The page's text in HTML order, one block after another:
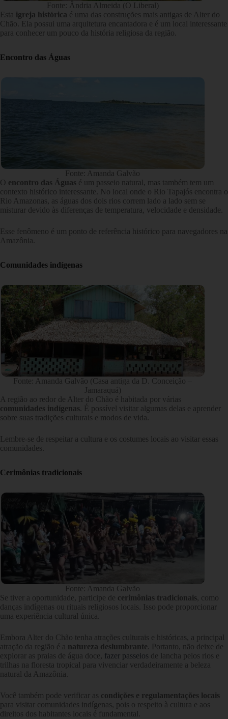
Fonte: Ândria Almeida (O Liberal)
Esta igreja histórica é uma das construções mais antigas de Alter do
Chão. Ela possui uma arquitetura encantadora e é um local interessante
para conhecer um pouco da história religiosa da região.
Encontro das Águas
Fonte: Amanda Galvão
O encontro das Águas é um passeio natural, mas também tem um
contexto histórico interessante. No local onde o Rio Tapajós encontra o
Rio Amazonas, as águas dos dois rios correm lado a lado sem se
misturar devido às diferenças de temperatura, velocidade e densidade.
Esse fenômeno é um ponto de referência histórico para navegadores na
Amazônia.
Comunidades indígenas
Fonte: Amanda Galvão (Casa antiga da D. Conceição –
Jamaraquá)
A região ao redor de Alter do Chão é habitada por várias
comunidades indígenas . É possível visitar algumas delas e aprender
sobre suas tradições culturais e modos de vida.
Lembre-se de respeitar a cultura e os costumes locais ao visitar essas
comunidades.
Cerimônias tradicionais
Fonte: Amanda Galvão
Se tiver a oportunidade, participe de cerimônias tradicionais , como
danças indígenas ou rituais religiosos locais. Isso pode proporcionar
uma experiência cultural única.
Embora Alter do Chão tenha atrações culturais e históricas, a principal
atração da região é a natureza deslumbrante . Portanto, não deixe de
explorar as praias de água doce, fazer passeios de lancha pelos rios e
trilhas na floresta tropical para vivenciar verdadeiramente a beleza
natural da Amazônia.
Você também pode verificar as condições e regulamentações locais
para visitar comunidades indígenas, pois o respeito à cultura e aos
direitos dos habitantes locais é fundamental.